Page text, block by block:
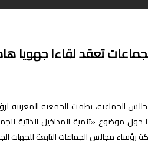
تعقد لقاءا جهويا
الجماعية، نظمت الجمعية المغربية
2024، لقاء جهوياً هاما حول موضوع «تنمية المداخيل
مجالس الجماعات التابعة للجهات